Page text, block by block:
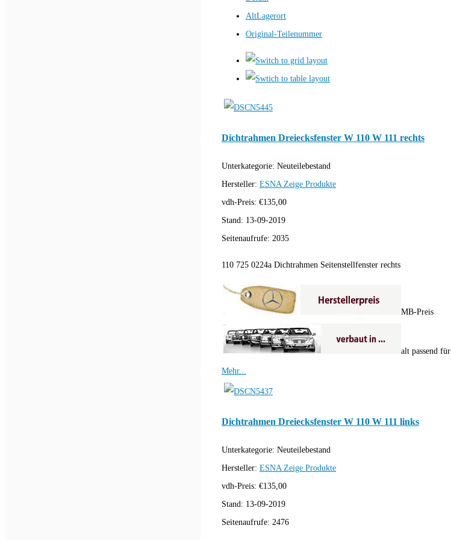
AltLagerort
Original-Teilenummer
Dichtrahmen Dreiecksfenster W 110 W 111 rechts
Unterkategorie: Neuteilebestand
Hersteller: ESNA Zeige Produkte
vdh-Preis: €135,00
Stand: 13-09-2019
Seitenaufrufe: 2035
110 725 0224a Dichtrahmen Seitenstellfenster rechts
MB-Preis
alt passend für
Mehr...
Dichtrahmen Dreiecksfenster W 110 W 111 links
Unterkategorie: Neuteilebestand
Hersteller: ESNA Zeige Produkte
vdh-Preis: €135,00
Stand: 13-09-2019
Seitenaufrufe: 2476